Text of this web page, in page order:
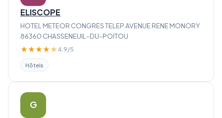
ELISCOPE
HOTEL METEOR CONGRES TELEP AVENUE RENE MONORY
86360 CHASSENEUIL-DU-POITOU
★★★★★ 4.9/5
Hôtels
G